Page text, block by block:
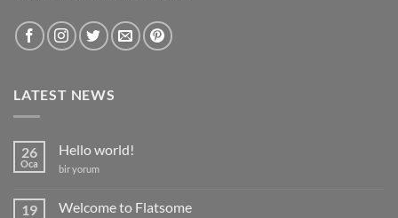
LATEST NEWS
26
Oca
Hello world!
Hello
bir yorum
19 Welcome to Flatsome